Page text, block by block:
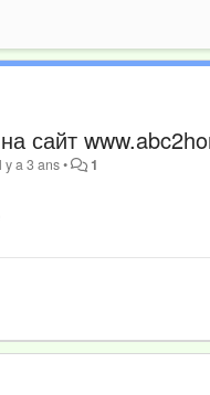
сайт
y a 3 ans• 1